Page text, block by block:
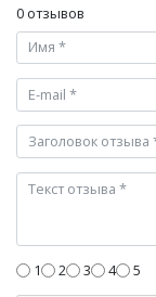
0 отзывов
1 2 3 4 5